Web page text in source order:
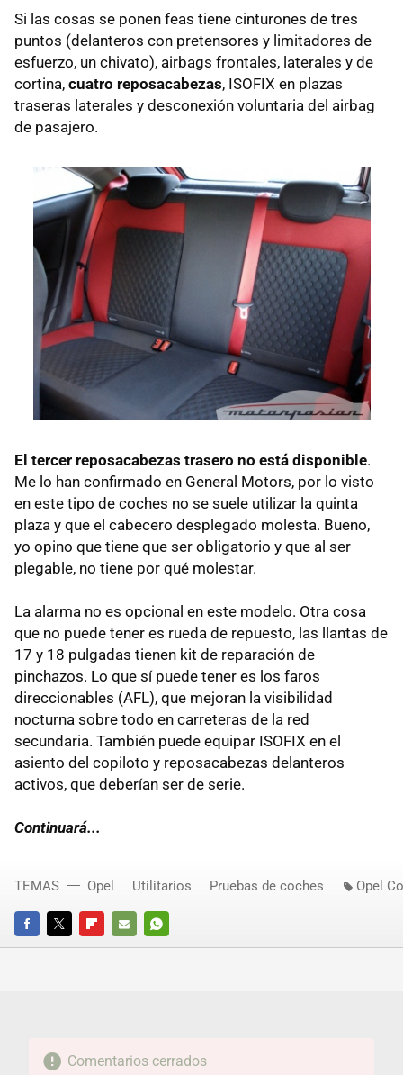
Si las cosas se ponen feas tiene cinturones de tres
puntos (delanteros con pretensores y limitadores de
esfuerzo, un chivato), airbags frontales, laterales y de
cortina, cuatro reposacabezas, ISOFIX en plazas
traseras laterales y desconexión voluntaria del airbag
de pasajero.
El tercer reposacabezas trasero no está disponible.
Me lo han confirmado en General Motors, por lo visto
en este tipo de coches no se suele utilizar la quinta
plaza y que el cabecero desplegado molesta. Bueno,
yo opino que tiene que ser obligatorio y que al ser
plegable, no tiene por qué molestar.
La alarma no es opcional en este modelo. Otra cosa
que no puede tener es rueda de repuesto, las llantas de
17 y 18 pulgadas tienen kit de reparación de
pinchazos. Lo que sí puede tener es los faros
direccionables (AFL), que mejoran la visibilidad
nocturna sobre todo en carreteras de la red
secundaria. También puede equipar ISOFIX en el
asiento del copiloto y reposacabezas delanteros
activos, que deberían ser de serie.
Continuará...
FACEBOOKTWITTERFLIPBOARD
E-
WHATSAPP
TEMAS Opel Utilitarios Pruebas de coches Opel
Comentarios cerrados